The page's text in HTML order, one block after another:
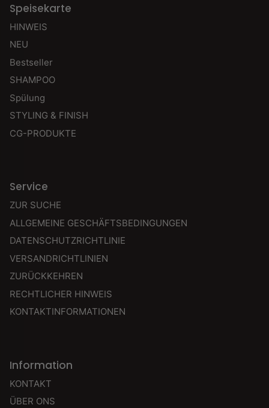
Speisekarte
HINWEIS
NEU
Bestseller
SHAMPOO
Spülung
STYLING & FINISH
CG-PRODUKTE
Service
ZUR SUCHE
ALLGEMEINE GESCHÄFTSBEDINGUNGEN
DATENSCHUTZRICHTLINIE
VERSANDRICHTLINIEN
ZURÜCKKEHREN
RECHTLICHER HINWEIS
KONTAKTINFORMATIONEN
Information
KONTAKT
ÜBER ONS